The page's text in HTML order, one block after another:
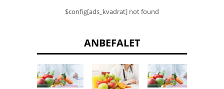
$config[ads_kvadrat] not found
ANBEFALET